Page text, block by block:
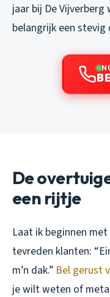
jaar bij De
belangrijk een stevig
De
een rijtje
Laat ik beginnen
tevreden klanten:
m’n dak.” Bel gerust
je wilt weten of